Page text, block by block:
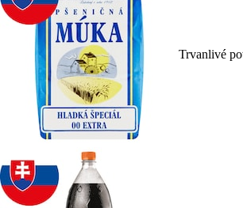
Trvanlivé